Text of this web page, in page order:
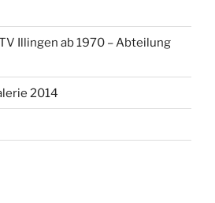
Illingen ab 1970 – Abteilung
2014